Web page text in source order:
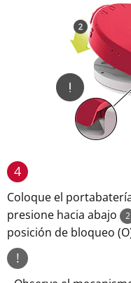
4
Coloque el
presione hacia abajo
2
posición de bloqueo
!